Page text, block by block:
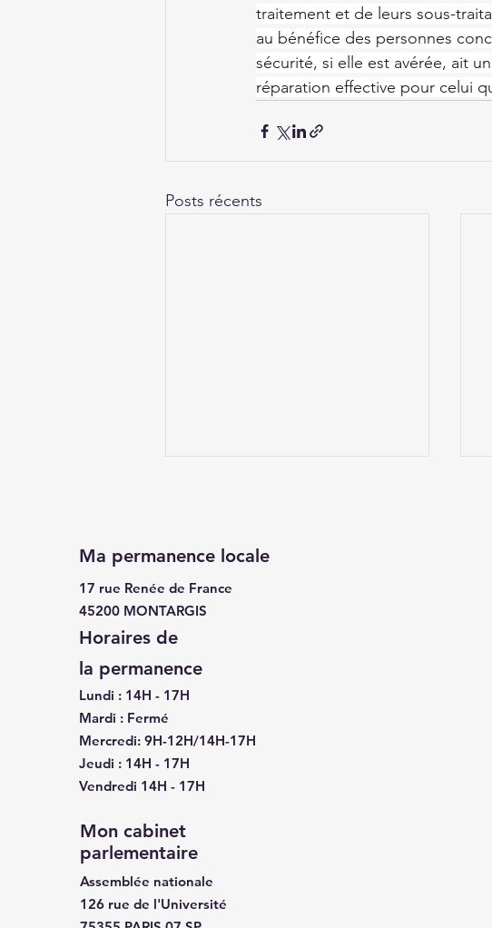
traitement et de leurs sous-
au bénéfice des personnes
sécurité, si elle est avérée, ait
réparation effective pour celui
Posts récents
assemblées
délibérantes locales
Ma permanence locale
17 rue Renée de France
45200 MONTARGIS
Horaires de
la permanence
Lundi : 14H - 17H
Mardi : Fermé
Mercredi: 9H-12H/14H-17H
Jeudi : 14H - 17H
Vendredi 14H - 17H
Mon cabinet
parlementaire
Assemblée nationale
126 rue de l'Université